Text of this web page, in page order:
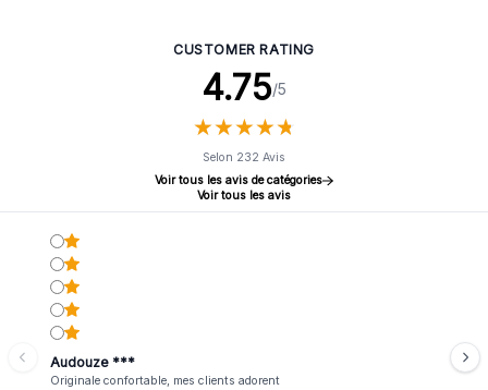
CUSTOMER RATING
4.75/5
★★★★★
★★★★★
Selon 232 Avis
Voir tous les avis de catégories
Voir tous les avis
Audouze ***
Originale confortable, mes clients adorent